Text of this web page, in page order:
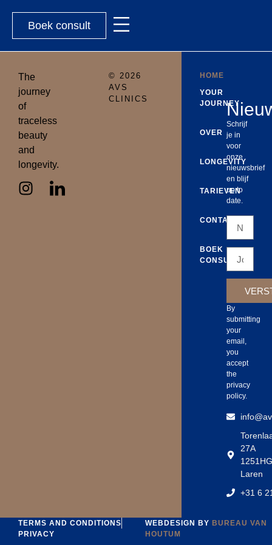
Boek consult
© 2026
AVS
CLINICS
The
journey
of
traceless
beauty
and
longevity.
HOME
YOUR
JOURNEY
OVER
LONGEVITY
TARIEVEN
CONTACT
BOEK
CONSULT
Schrijf
je in
voor
onze
nieuwsbrief
en blijf
up to
date.
By
submitting
your
email,
you
accept
the
privacy
policy.
27A
1251HG
Laren
‪+31 6
TERMS AND CONDITIONS
PRIVACY
WEBDESIGN BY BUREAU VAN
HOUTUM